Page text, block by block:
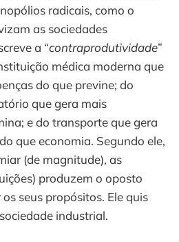
radicais, como o
as sociedades
a “contraprodutividade”
médica moderna que
do que previne; do
que gera mais
e do transporte que gera
que economia. Segundo ele,
(de magnitude), as
produzem o oposto
seus propósitos. Ele quis
industrial.